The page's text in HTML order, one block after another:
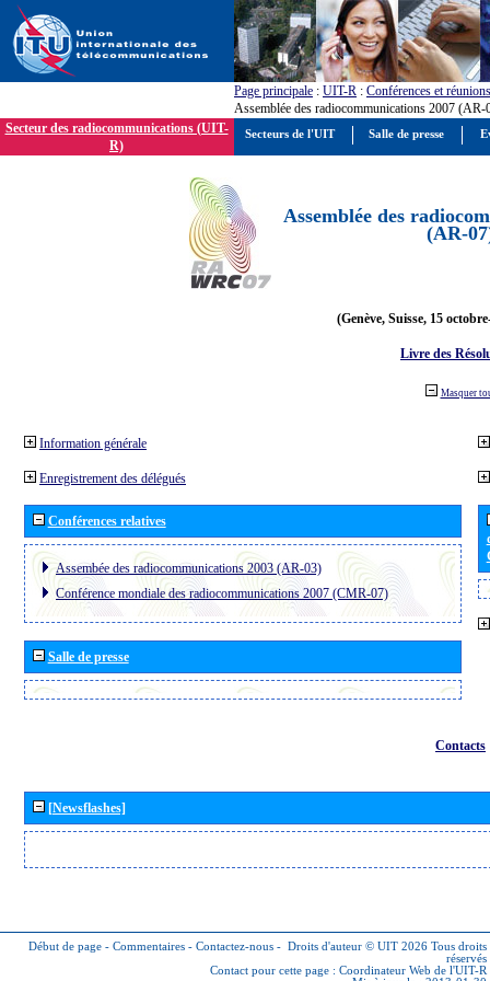
Page principale : UIT-R : Conférences et réunions
Assemblée des radiocommunications 2007 (AR-
Secteur des radiocommunications (UIT-
R)
Assemblée des
(AR-
(Genève, Suisse, 15
Livre des
Masquer
Information générale
Enregistrement des délégués
Conférences relatives
Assembée des radiocommunications 2003 (AR-03)
Conférence mondiale des radiocommunications 2007 (CMR-07)
Salle de presse
Contacts
[Newsflashes]
Début de page - Commentaires - Contactez-nous - Droits d'auteur © UIT 2026 Tous droits
réservés
Contact pour cette page : Coordinateur Web de l'UIT-R
Secteurs de l'UIT Salle de presse